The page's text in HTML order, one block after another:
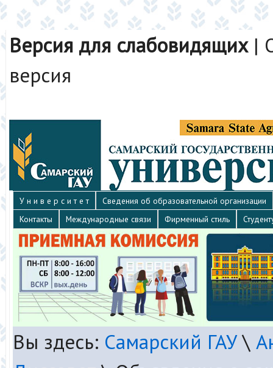
Версия для слабовидящих|
версия
У н и в е р с и т е т
Сведения об образовательной организации
Контакты
Международные связи Фирменный стиль
Вы здесь: Самарский ГАУ\